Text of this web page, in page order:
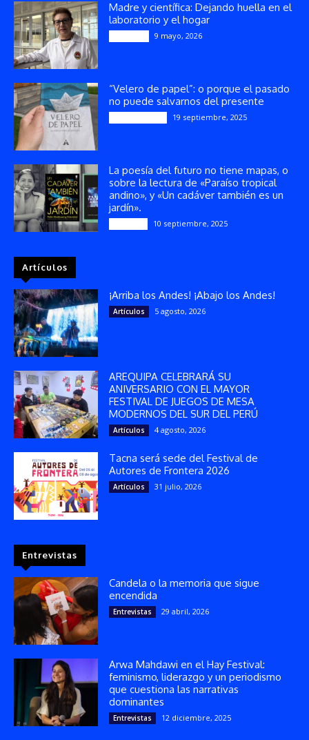
Madre y científica: Dejando huella en el
laboratorio y el hogar
9 mayo, 2026
“Velero de papel”: o porque el pasado
no puede salvarnos del presente
19 septiembre, 2025
La poesía del futuro no tiene mapas, o
sobre la lectura de «Paraíso tropical
andino», y «Un cadáver también es un
jardín».
10 septiembre, 2025
Artículos
¡Arriba los Andes! ¡Abajo los Andes!
Artículos 5 agosto, 2026
AREQUIPA CELEBRARÁ SU
ANIVERSARIO CON EL MAYOR
FESTIVAL DE JUEGOS DE MESA
MODERNOS DEL SUR DEL PERÚ
Artículos 4 agosto, 2026
Tacna será sede del Festival de
Autores de Frontera 2026
Artículos 31 julio, 2026
Entrevistas
Candela o la memoria que sigue
encendida
Entrevistas 29 abril, 2026
Arwa Mahdawi en el Hay Festival:
feminismo, liderazgo y un periodismo
que cuestiona las narrativas
dominantes
Entrevistas 12 diciembre, 2025